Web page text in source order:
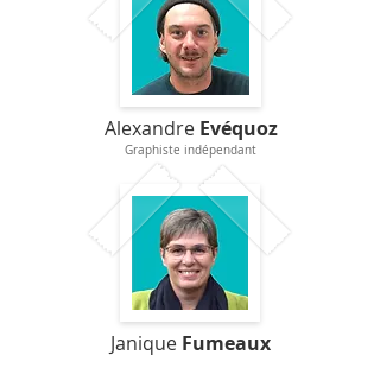
Alexandre Evéquoz
Graphiste indépendant
Janique Fumeaux